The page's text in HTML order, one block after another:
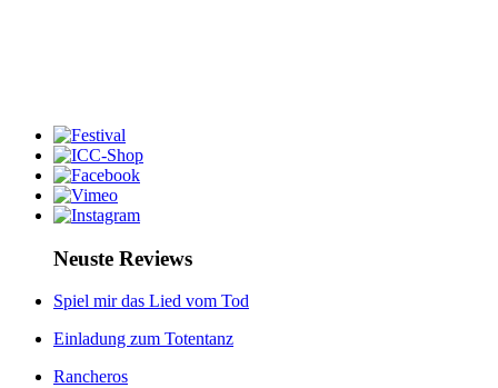
Neuste Reviews
Spiel mir das Lied vom Tod
Einladung zum Totentanz
Rancheros